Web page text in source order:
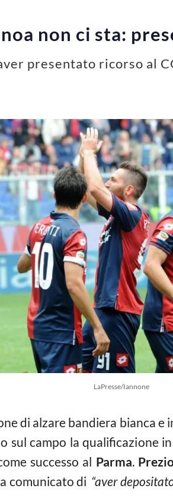
non ci sta:
presentato ricorso al
LaPresse/Iannone
di alzare bandiera bianca e
sul campo la qualificazione
successo al Parma.
comunicato di “aver